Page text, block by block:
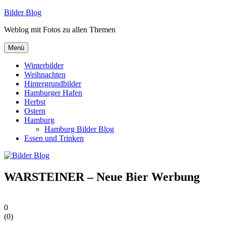
Zum
springen
Bilder Blog
Weblog mit Fotos zu allen Themen
Menü
Winterbilder
Weihnachten
Hintergrundbilder
Hamburger Hafen
Herbst
Ostern
Hamburg
Hamburg Bilder Blog
Essen und Trinken
WARSTEINER – Neue Bier Werbung
0
(0)